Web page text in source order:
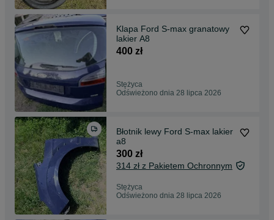
Klapa Ford S-max granatowy
lakier A8
400 zł
Stężyca
Odświeżono dnia 28 lipca 2026
Błotnik lewy Ford S-max lakier
a8
300 zł
314 zł z Pakietem Ochronnym
Stężyca
Odświeżono dnia 28 lipca 2026